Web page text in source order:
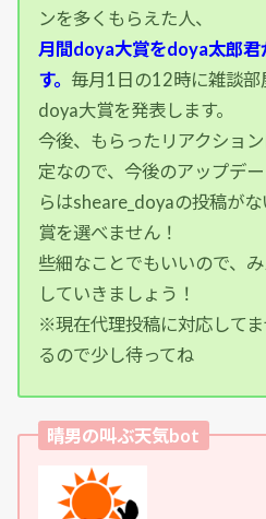
ンを多くもらえた人、
月間doya大賞をdoya太郎
す。 毎月1日の12時に雑談
doya大賞を発表します。
今後、もらったリアクショ
定なので、今後のアップデ
らはsheare_doyaの投稿が
賞を選べません！
些細なことでもいいので、
していきましょう！
※現在代理投稿に対応して
るので少し待ってね
晴男の叫ぶ天気bot